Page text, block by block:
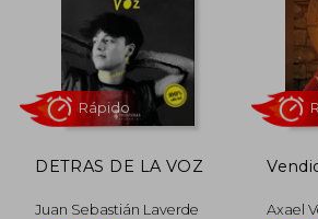
45%
dcto. $ 17.66
DETRAS DE LA VOZ
Juan Sebastián Laverde Axael